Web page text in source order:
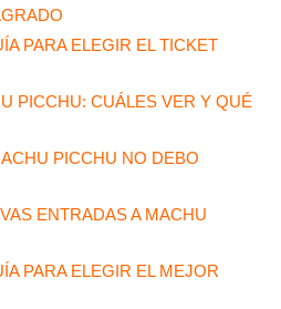
PARA ELEGIR EL TICKET
PICCHU: CUÁLES VER Y QUÉ
PICCHU NO DEBO
ENTRADAS A MACHU
PARA ELEGIR EL MEJOR